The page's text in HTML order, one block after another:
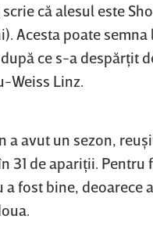
scrie că alesul este
Acesta poate semna
ce s-a despărţit
Weiss Linz.
a avut un sezon,
31 de apariţii. Pentru
a fost bine, deoarece